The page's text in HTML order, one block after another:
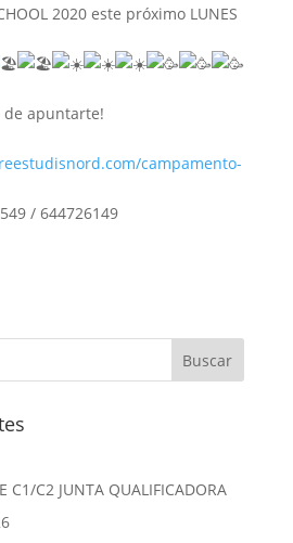
2020 este próximo LUNES
de apuntarte!
campamento-
/ 644726149
C1/C2 JUNTA QUALIFICADORA